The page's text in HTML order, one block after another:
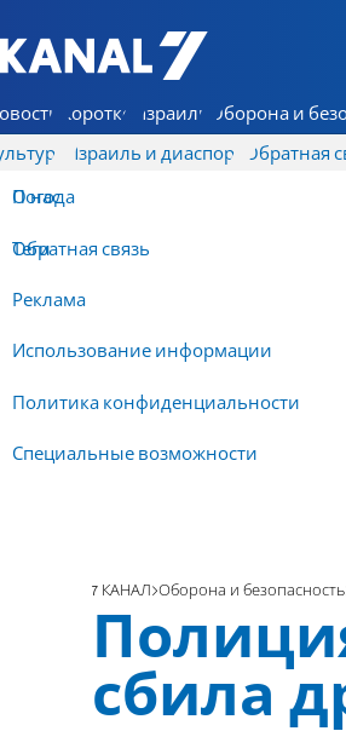
7 КАНАЛ - Аруц Шева
Коротко Израиль Оборона и
Израиль и диаспора Обратная
О нас
Обратная связь
Реклама
Использование информации
Политика конфиденциальности
Специальные возможности
Погода
Теги
7 КАНАЛ Оборона и безопасность
сбила